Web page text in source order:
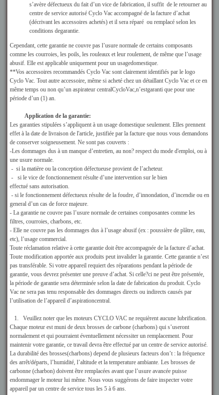
s’avère défectueux du fait d’un vice de fabrication, il suffit de le retourner au
centre de service autorisé Cyclo Vac accompagné de la facture d’achat
(décrivant les accessoires achetés) et il sera réparé ou remplacé selon les
conditions degarantie.
Cependant, cette garantie ne couvre pas l’usure normale de certains composants
comme les courroies, les poils, les rouleaux et leur roulement, de même que l’usage
abusif. Elle est applicable uniquement pour un usagedomestique.
**Vos accessoires recommandés Cyclo Vac sont clairement identifiés par le logo
Cyclo Vac. Tout autre accessoire, même si acheté chez un détaillant Cyclo Vac et ce en
même temps ou non qu’un aspirateur centralCycloVac,n’estgaranti que pour une
période d’un (1) an.
Application de la garantie:
Les garanties stipulées s’appliquent à un usage domestique seulement. Elles prennent
effet à la date de livraison de l'article, justifiée par la facture que nous vous demandons
de conserver soigneusement. Ne sont pas couverts :
-Les dommages dus à un manque d’entretien, au non? respect du mode d'emploi, ou à
une usure normale.
- si la matière ou la conception défectueuse provient de l’acheteur.
- si le vice de fonctionnement résulte d’une intervention sur le bien
effectué sans autorisation.
- si le fonctionnement défectueux résulte de la foudre, d’innondation, d’incendie ou en
general d’un cas de force majeure.
- La garantie ne couvre pas l’usure normale de certaines composantes comme les
filtres, courroies, charbons, etc.
- Elle ne couvre pas les dommages dus à l’usage abusif (ex : poussière de plâtre, eau,
etc), l’usage commercial.
Toute réclamation relative à cette garantie doit être accompagnée de la facture d’achat.
Toute modification apportée aux produits peut invalider la garantie. Cette garantie n’est
pas transférable. Si votre appareil requiert des réparations pendant la période de
garantie, vous devrez présenter une preuve d’achat. Si celle?ci ne peut être présentée,
la période de garantie sera déterminée selon la date de fabrication du produit. Cyclo
Vac ne sera pas tenu responsable des dommages directs ou indirects causés par
l’utilisation de l’appareil d’aspirationcentral.
1. Veuillez noter que les moteurs CYCLO VAC ne requièrent aucune lubrification.
Chaque moteur est muni de deux brosses de carbone (charbons) qui s’useront
normalement et qui pourraient éventuellement nécessiter un remplacement. Pour
maintenir votre garantie, ce travail devra être effectué par un centre de service autorisé.
La durabilité des brosses(charbons) depend de plusieurs facteurs don’t : la fréquence
des arrêt/départs, l’humidité, l’altitude et la temperature ambiante. Les brosses de
carbonne (charbon) doivent être remplacées avant que l’usure avancée puisse
endommager le moteur lui même. Nous vous suggérons de faire inspecter votre
appareil par un centre de service tous les 5 à 6 ans.